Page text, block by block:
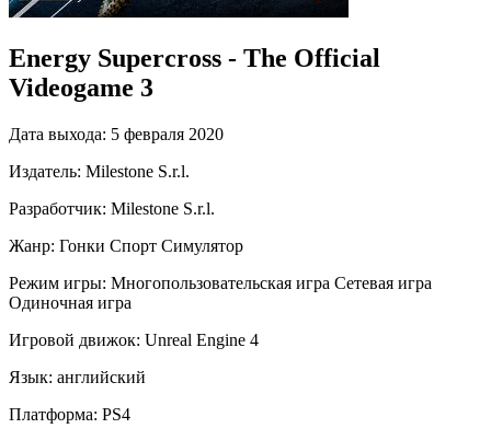
Energy Supercross - The Official
Videogame 3
Дата выхода: 5 февраля 2020
Издатель: Milestone S.r.l.
Разработчик: Milestone S.r.l.
Жанр: Гонки Спорт Симулятор
Режим игры: Многопользовательская игра Сетевая игра
Одиночная игра
Игровой движок: Unreal Engine 4
Язык: английский
Платформа: PS4